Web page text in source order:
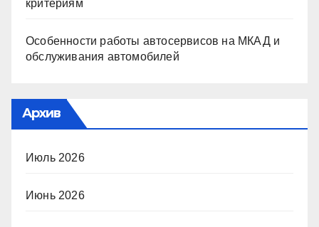
критериям
Особенности работы автосервисов на МКАД и
обслуживания автомобилей
Архив
Июль 2026
Июнь 2026